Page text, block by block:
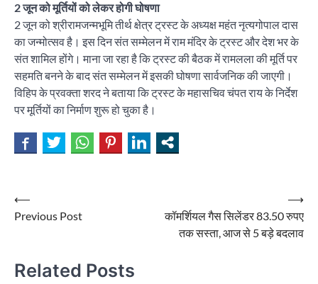
2 जून को मूर्तियों को लेकर होगी घोषणा
2 जून को श्रीरामजन्मभूमि तीर्थ क्षेत्र ट्रस्ट के अध्यक्ष महंत नृत्यगोपाल दास
का जन्मोत्सव है। इस दिन संत सम्मेलन में राम मंदिर के ट्रस्ट और देश भर के
संत शामिल होंगे। माना जा रहा है कि ट्रस्ट की बैठक में रामलला की मूर्ति पर
सहमति बनने के बाद संत सम्मेलन में इसकी घोषणा सार्वजनिक की जाएगी।
विहिप के प्रवक्ता शरद ने बताया कि ट्रस्ट के महासचिव चंपत राय के निर्देश
पर मूर्तियों का निर्माण शुरू हो चुका है।
Post
navigation
⟵
Previous Post
कॉमर्शियल गैस सिलेंडर 83.50 रुपए
तक सस्ता, आज से 5 बड़े बदलाव
⟶
Related Posts